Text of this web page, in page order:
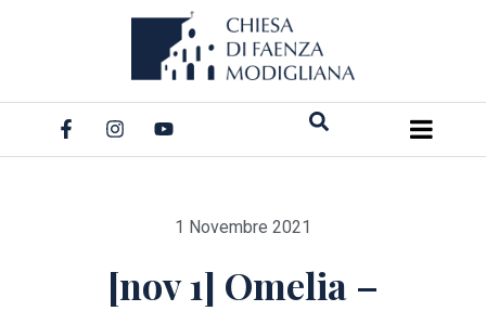
1 Novembre 2021
[nov 1] Omelia –